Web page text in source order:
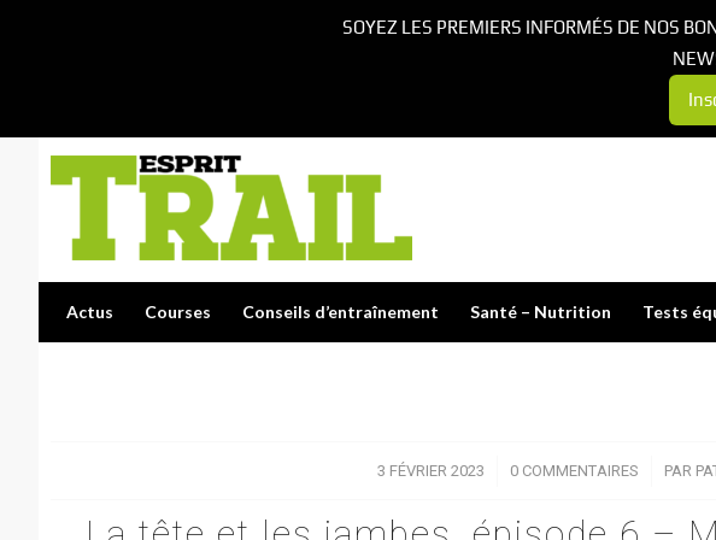
Actus Courses Conseils d’entraînement Santé – Nutrition Tests
3 FÉVRIER 2023
/ 0 COMMENTAIRES
/ PAR
SOYEZ LES PREMIERS INFORMÉS DE NOS